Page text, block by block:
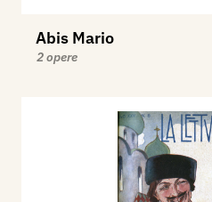
Abis Mario
2 opere